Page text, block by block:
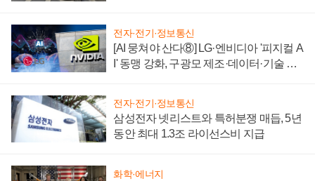
전자·전기·정보통신
[AI 뭉쳐야 산다⑧] LG·엔비디아 '피지컬 A
I' 동맹 강화, 구광모 제조·데이터·기술 결
전자·전기·정보통신
삼성전자 넷리스트와 특허분쟁 매듭, 5년
동안 최대 1.3조 라이선스비 지급
화학·에너지